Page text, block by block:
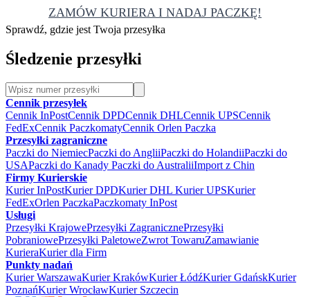
ZAMÓW KURIERA I NADAJ PACZKĘ!
Sprawdź, gdzie jest Twoja przesyłka
Śledzenie przesyłki
Cennik przesyłek
Cennik InPostCennik DPDCennik DHLCennik UPSCennik
FedExCennik PaczkomatyCennik Orlen Paczka
Przesyłki zagraniczne
Paczki do NiemiecPaczki do AngliiPaczki do HolandiiPaczki do
USAPaczki do Kanady Paczki do AustraliiImport z Chin
Firmy Kurierskie
Kurier InPostKurier DPDKurier DHL Kurier UPSKurier
FedExOrlen PaczkaPaczkomaty InPost
Usługi
Przesyłki KrajowePrzesyłki ZagranicznePrzesyłki
PobraniowePrzesyłki PaletoweZwrot TowaruZamawianie
KurieraKurier dla Firm
Punkty nadań
Kurier WarszawaKurier KrakówKurier ŁódźKurier GdańskKurier
PoznańKurier WrocławKurier Szczecin